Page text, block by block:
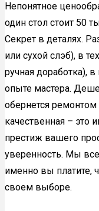
Непонятное
один стол стоит 50
Секрет в деталях.
или сухой слэб), в
ручная доработка),
опыте мастера.
обернется
качественная – это
престиж вашего
уверенность. Мы
именно вы платите,
своем выборе.